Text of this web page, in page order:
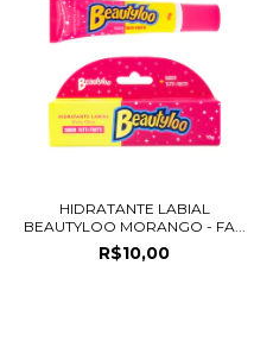
HIDRATANTE LABIAL
BEAUTYLOO MORANGO - FA...
R$10,00